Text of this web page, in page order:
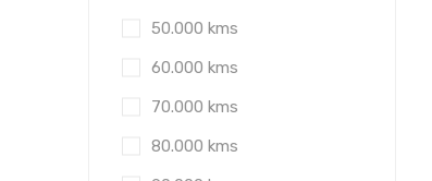
50.000 kms
60.000 kms
70.000 kms
80.000 kms